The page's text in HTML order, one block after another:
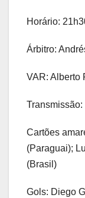
Horário:
Árbitro:
VAR: Alberto
Cartões
(Paraguai);
(Brasil)
Gols: Diego